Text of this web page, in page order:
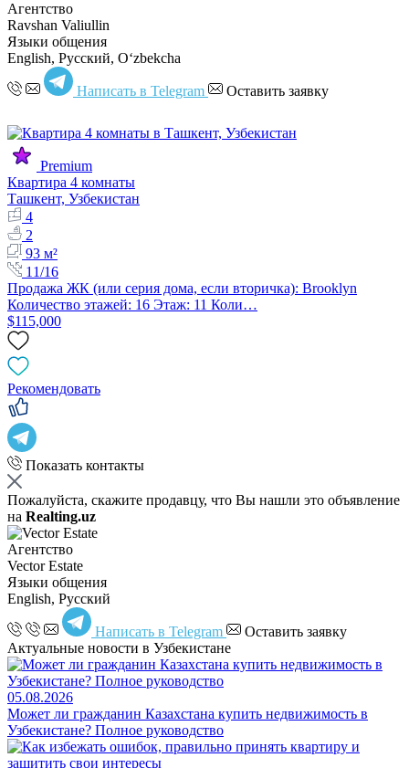
Агентство
Ravshan Valiullin
Языки общения
English, Русский, Oʻzbekcha
Написать в Telegram Оставить заявку
Premium
Квартира 4 комнаты
Ташкент, Узбекистан
4
2
93 м²
11/16
Продажа ЖК (или серия дома, если вторичка): Brooklyn
Количество этажей: 16 Этаж: 11 Коли…
$115,000
Рекомендовать
Показать контакты
Пожалуйста, скажите продавцу, что Вы нашли это объявление
на Realting.uz
Агентство
Vector Estate
Языки общения
English, Русский
Написать в Telegram
Оставить заявку
Актуальные новости в Узбекистане
05.08.2026
Может ли гражданин Казахстана купить недвижимость в
Узбекистане? Полное руководство